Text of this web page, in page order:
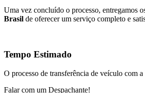
Uma vez concluído o processo, entregamos
Brasil de oferecer um serviço completo e
Tempo Estimado
O processo de transferência de veículo com a
Falar com um Despachante!